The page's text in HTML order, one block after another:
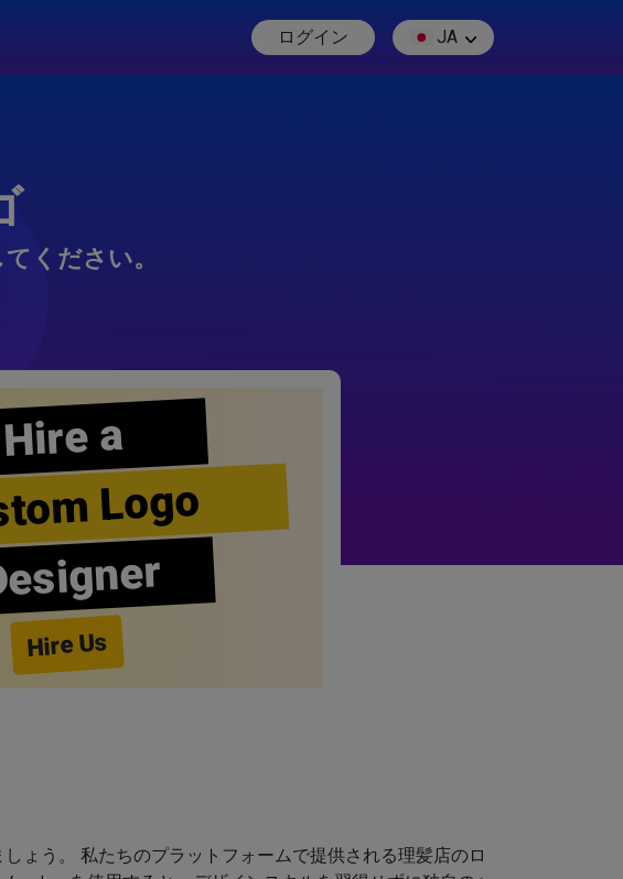
ログイン JA
ください。
Hire a
Logo
Hire Us
ょう。 私たちのプラットフォームで提供される理髪店のロ